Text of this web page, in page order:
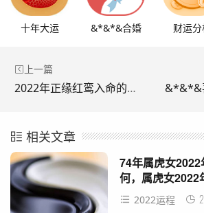
十年大运 &*&*&合婚 财运
上一篇
2022年正缘红鸾入命的生肖，2022属虎红鸾星动的生肖
相关文章
74年属虎女
何，属虎女2022
何？2022运程